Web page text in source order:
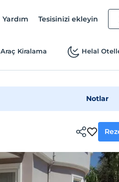
Yardım Tesisinizi ekleyin
Araç Kiralama Helal
Notlar